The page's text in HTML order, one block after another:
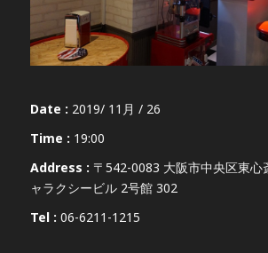
Date : 2019/ 11月 / 26
Time : 19:00
Address : 〒542-0083 大阪市中央区東
ャラクシービル 2号館 302
Tel : 06-6211-1215